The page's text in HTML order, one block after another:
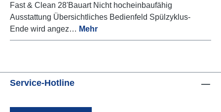
Fast & Clean 28'Bauart Nicht hocheinbaufähig
Ausstattung Übersichtliches Bedienfeld Spülzyklus-
Ende wird angez… Mehr
Service-Hotline